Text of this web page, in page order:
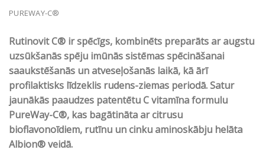
PUREWAY-C®
Rutinovit C® ir spēcīgs, kombinēts preparāts ar augstu
uzsūkšanās spēju imūnās sistēmas spēcināšanai
saaukstēšanās un atveseļošanās laikā, kā ārī
profilaktisks līdzeklis rudens-ziemas periodā. Satur
jaunākās paaudzes patentētu C vitamīna formulu
PureWay-C®, kas bagātināta ar citrusu
bioflavonoīdiem, rutīnu un cinku aminoskābju helāta
Albion® veidā.